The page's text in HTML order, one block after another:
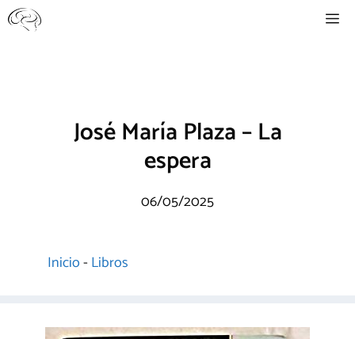
Saltar
al
José María Plaza – La
espera
06/05/2025
Inicio-Libros